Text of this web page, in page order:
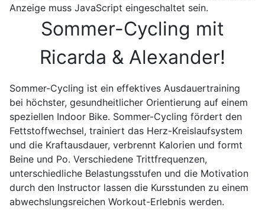
Anzeige muss JavaScript eingeschaltet sein.
Sommer-Cycling mit
Ricarda & Alexander!
Sommer-Cycling ist ein effektives Ausdauertraining
bei höchster, gesundheitlicher Orientierung auf einem
speziellen Indoor Bike. Sommer-Cycling fördert den
Fettstoffwechsel, trainiert das Herz-Kreislaufsystem
und die Kraftausdauer, verbrennt Kalorien und formt
Beine und Po. Verschiedene Trittfrequenzen,
unterschiedliche Belastungsstufen und die Motivation
durch den Instructor lassen die Kursstunden zu einem
abwechslungsreichen Workout-Erlebnis werden.